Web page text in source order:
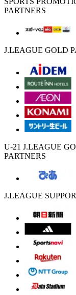
PARTNERS
J.LEAGUE GOLD
U-21 J.LEAGUE
PARTNERS
J.LEAGUE